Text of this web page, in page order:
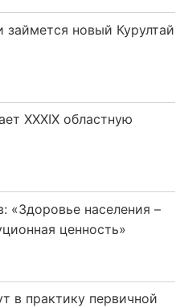
займется новый Курултай
XXXIX областную
«Здоровье населения –
ценность»
в практику первичной